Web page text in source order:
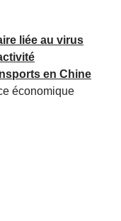
liée au virus
en Chine
économique